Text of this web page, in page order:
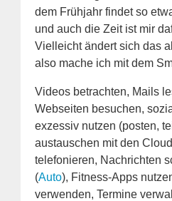
dem Frühjahr findet so
und auch die Zeit ist mir
Vielleicht ändert sich das
also mache ich mit dem
Videos betrachten, Mails
Webseiten besuchen,
exzessiv nutzen (posten,
austauschen mit den
telefonieren, Nachrichten
(Auto), Fitness-Apps
verwenden, Termine